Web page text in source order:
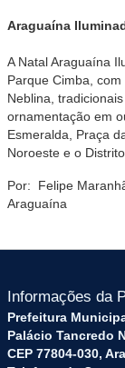
Araguaína
A Natal Araguaína
Parque Cimba,
Neblina,
ornamentação em
Esmeralda, Praça
Noroeste e o
Por: Felipe
Araguaína
Informações da
Prefeitura
Palácio Tancredo
CEP 77804-030,